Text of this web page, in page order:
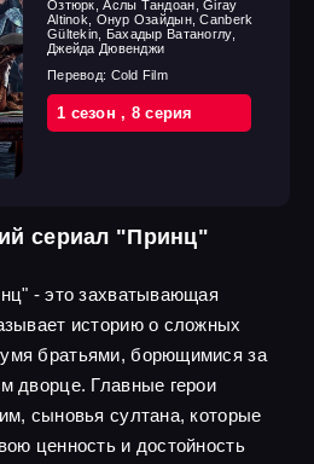
Озтюрк, Аслы Тандоан, Giray
Altinok, Онур Озайдын, Canberk
Gültekin, Бахадыр Ватаноглу,
Джейда Дювенджи
Перевод: Cold Film
1 cезон, 8 cерия
сериал "Принц"
- это захватывающая
историю о сложных
братьями, борющимися за
дворце. Главные герои
сыновья султана, которые
ценность и достойность